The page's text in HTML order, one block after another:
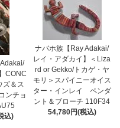
CONC
ズ＆ス
ンチョ
込)
ナバホ族【Ray Adakai/
レイ・アダカイ】＜Liza
rd or Gekko/トカゲ・ヤ
モリ＞スパイニーオイス
ター・インレイ ペンダ
ント＆ブローチ 110F34
54,780円(税込)